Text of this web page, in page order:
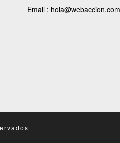
Email : hola@webaccion.com